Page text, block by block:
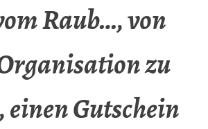
Raub…, von
zu
Gutschein